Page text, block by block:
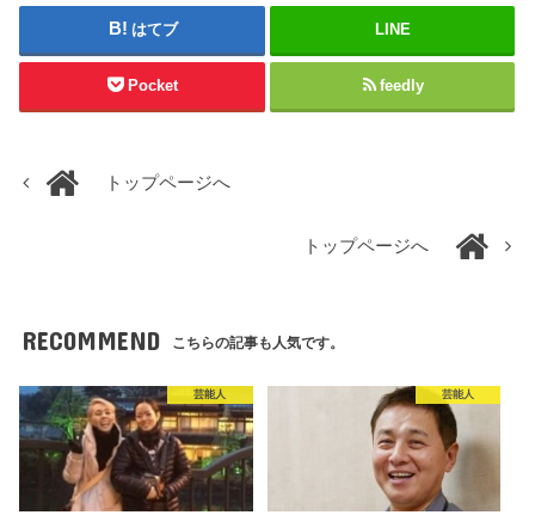
はてブ LINE
Pocket feedly
トップページへ
トップページへ
RECOMMEND こちらの記事も人気です。
芸能人 芸能人